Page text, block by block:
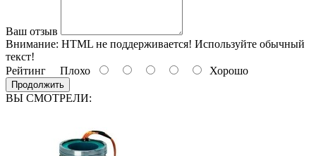
Ваш отзыв
Внимание: HTML не поддерживается! Используйте обычный
текст!
Рейтинг Плохо Хорошо
Продолжить
ВЫ СМОТРЕЛИ: